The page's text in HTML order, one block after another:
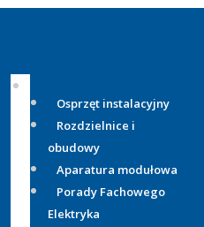
Osprzęt instalacyjny
Rozdzielnice i
obudowy
Aparatura modułowa
Porady Fachowego
Elektryka